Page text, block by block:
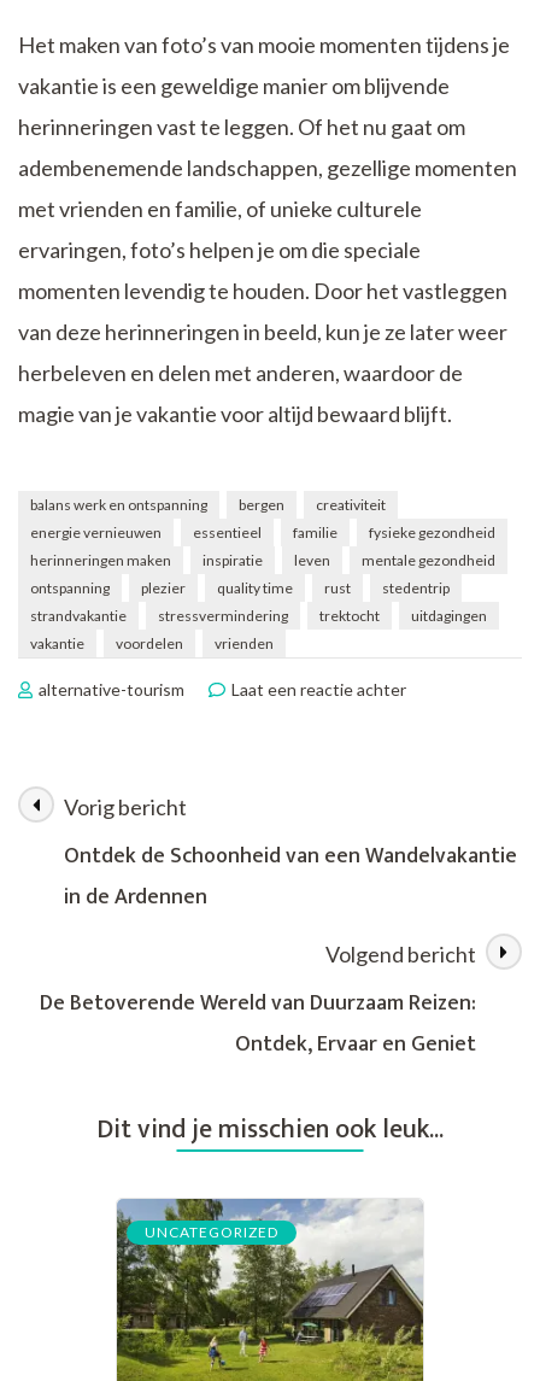
Het maken van foto’s van mooie momenten tijdens je
vakantie is een geweldige manier om blijvende
herinneringen vast te leggen. Of het nu gaat om
adembenemende landschappen, gezellige momenten
met vrienden en familie, of unieke culturele
ervaringen, foto’s helpen je om die speciale
momenten levendig te houden. Door het vastleggen
van deze herinneringen in beeld, kun je ze later weer
herbeleven en delen met anderen, waardoor de
magie van je vakantie voor altijd bewaard blijft.
balans werk en ontspanning bergen
creativiteit
energie vernieuwen
essentieel familie
fysieke gezondheid
herinneringen maken
inspiratie leven
mentale gezondheid
ontspanning
plezier quality time rust
stedentrip
strandvakantie
stressvermindering trektocht
uitdagingen
vakantie
voordelen vrienden
alternative-tourism Laat een reactie achterop
Ontspanning,
Vernieuwde
Energie
Berichtnavigatie
Vorig bericht
Ontdek de Schoonheid van een Wandelvakantie
in de Ardennen
Volgend bericht
De Betoverende Wereld van Duurzaam Reizen:
Ontdek, Ervaar en Geniet
Dit vind je misschien ook leuk...
UNCATEGORIZED